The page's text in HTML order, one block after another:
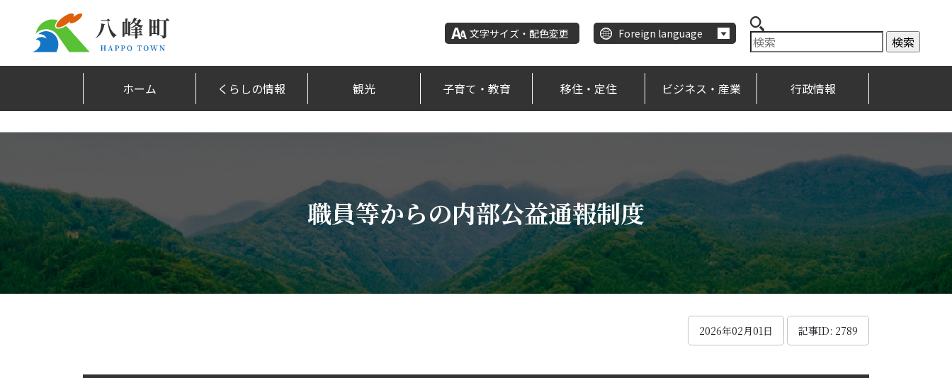
文字サイズ・配色変更 Foreign language
ホーム くらしの情報 観光 子育て・教育 移住・定住 ビジネス・産業 行政情報
職員等からの内部公益通報制度
2026年02月01日 記事ID: 2789